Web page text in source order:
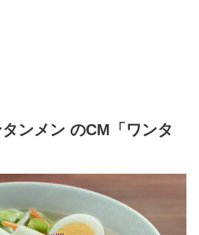
ンメン のCM「ワンタ